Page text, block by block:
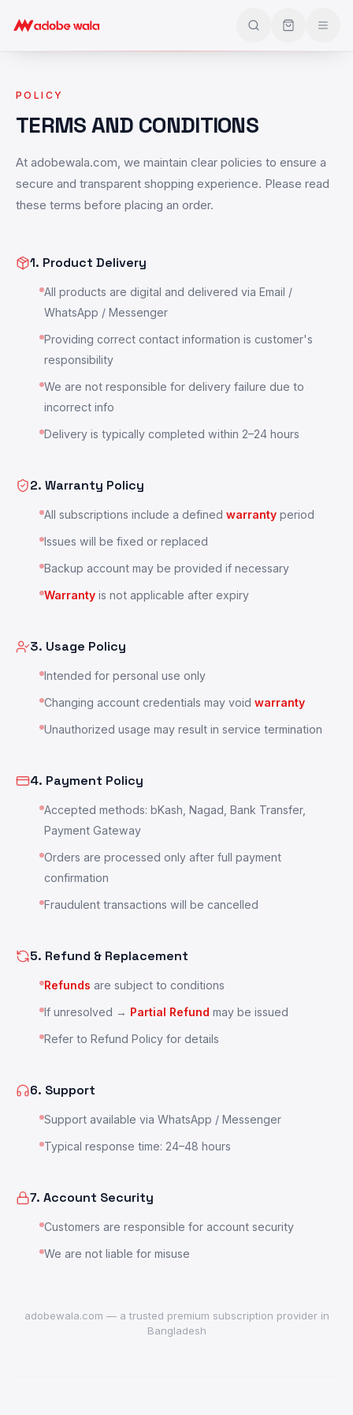
POLICY
TERMS AND CONDITIONS
At adobewala.com, we maintain clear policies to ensure a
secure and transparent shopping experience. Please read
these terms before placing an order.
1. Product Delivery
All products are digital and delivered via Email /
WhatsApp / Messenger
Providing correct contact information is customer's
responsibility
We are not responsible for delivery failure due to
incorrect info
Delivery is typically completed within 2–24 hours
2. Warranty Policy
All subscriptions include a defined warranty period
Issues will be fixed or replaced
Backup account may be provided if necessary
Warranty is not applicable after expiry
3. Usage Policy
Intended for personal use only
Changing account credentials may void warranty
Unauthorized usage may result in service termination
4. Payment Policy
Accepted methods: bKash, Nagad, Bank Transfer,
Payment Gateway
Orders are processed only after full payment
confirmation
Fraudulent transactions will be cancelled
5. Refund & Replacement
Refunds are subject to conditions
If unresolved → Partial Refund may be issued
Refer to Refund Policy for details
6. Support
Support available via WhatsApp / Messenger
Typical response time: 24–48 hours
7. Account Security
Customers are responsible for account security
We are not liable for misuse
adobewala.com — a trusted premium subscription provider in
Bangladesh